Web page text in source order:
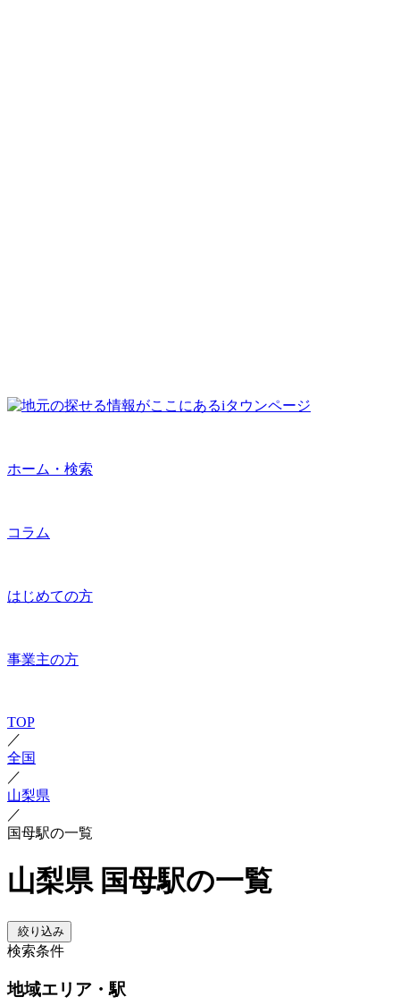
ホーム・検索
コラム
はじめての方
事業主の方
TOP
／
全国
／
山梨県
／
国母駅の一覧
山梨県 国母駅の一覧
絞り込み
検索条件
地域エリア・駅